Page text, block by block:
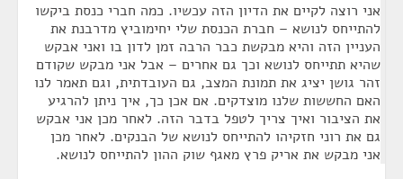
אני רוצה לקיים את הדיון הזה עכשיו. כמה חברי כנסת ביקשו
להתייחס לנושא – חברת הכנסת שלי יחימוביץ מדרבנת את
העניין הזה והיא מבקשת כבר הרבה זמן לדון בו ואני אבקש
שהיא תתייחס לנושא וכך גם אחרים – אבל אני מבקש שקודם
זהר גושן יציג את תמונת המצב, גם העובדתית, וגם תאמר לנו
האם החששות שלנו מוצדקים. אם אכן כך, איך ניתן להרגיע
את הציבור ואיך צריך לטפל בדבר הזה. לאחר מכן אני אבקש
גם את רוני חזקיהו להתייחס לנושא של הבנקים. לאחר מכן
אני מבקש את אריק פרץ מאגף שוק ההון להתייחס לנושא.